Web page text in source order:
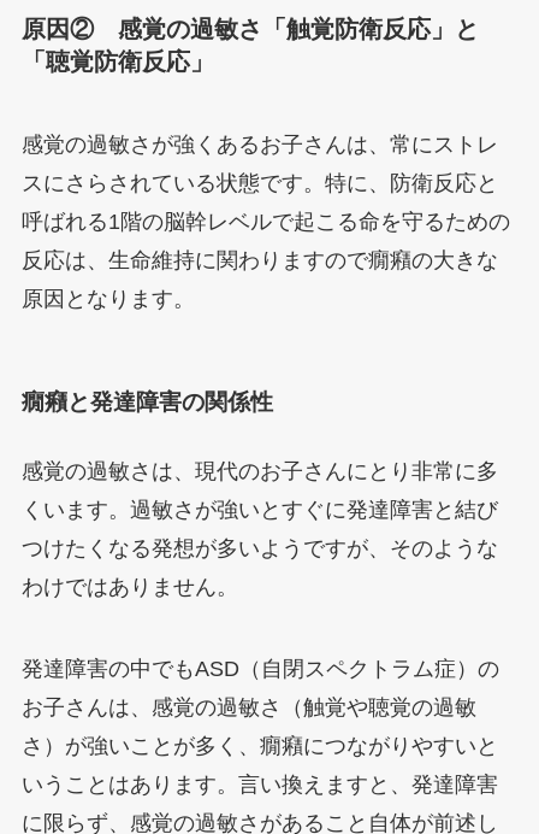
原因② 感覚の過敏さ「触覚防衛反応」と
「聴覚防衛反応」
感覚の過敏さが強くあるお子さんは、常にストレ
スにさらされている状態です。特に、防衛反応と
呼ばれる1階の脳幹レベルで起こる命を守るための
反応は、生命維持に関わりますので癇癪の大きな
原因となります。
癇癪と発達障害の関係性
感覚の過敏さは、現代のお子さんにとり非常に多
くいます。過敏さが強いとすぐに発達障害と結び
つけたくなる発想が多いようですが、そのような
わけではありません。
発達障害の中でもASD（自閉スペクトラム症）の
お子さんは、感覚の過敏さ（触覚や聴覚の過敏
さ）が強いことが多く、癇癪につながりやすいと
いうことはあります。言い換えますと、発達障害
に限らず、感覚の過敏さがあること自体が前述し